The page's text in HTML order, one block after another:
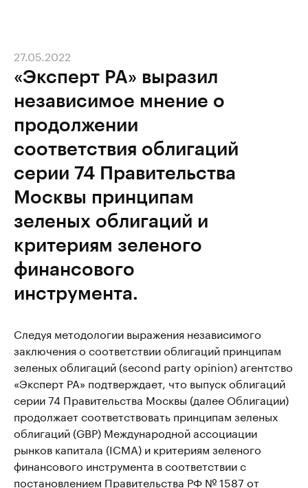
«Эксперт РА» выразил
независимое мнение о
продолжении
соответствия облигаций
серии 74 Правительства
Москвы принципам
зеленых облигаций и
критериям зеленого
финансового
инструмента.
27.05.2022
Следуя методологии выражения независимого
заключения о соответствии облигаций принципам
зеленых облигаций (second party opinion) агентство
«Эксперт РА» подтверждает, что выпуск облигаций
серии 74 Правительства Москвы (далее Облигации)
продолжает соответствовать принципам зеленых
облигаций (GBP) Международной ассоциации
рынков капитала (ICMA) и критериям зеленого
финансового инструмента в соответствии с
постановлением Правительства РФ № 1587 от